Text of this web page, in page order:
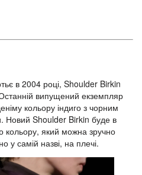
в 2004 році, Shoulder Birkin
випущений екземпляр
кольору індиго з чорним
Новий Shoulder Birkin буде в
кольору, який можна зручно
у самій назві, на плечі.